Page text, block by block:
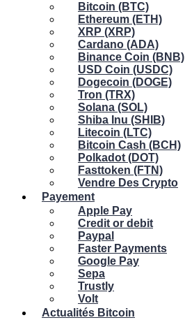
Bitcoin (BTC)
Ethereum (ETH)
XRP (XRP)
Cardano (ADA)
Binance Coin (BNB)
USD Coin (USDC)
Dogecoin (DOGE)
Tron (TRX)
Solana (SOL)
Shiba Inu (SHIB)
Litecoin (LTC)
Bitcoin Cash (BCH)
Polkadot (DOT)
Fasttoken (FTN)
Vendre Des Crypto
Payement
Apple Pay
Credit or debit
Paypal
Faster Payments
Google Pay
Sepa
Trustly
Volt
Actualités Bitcoin